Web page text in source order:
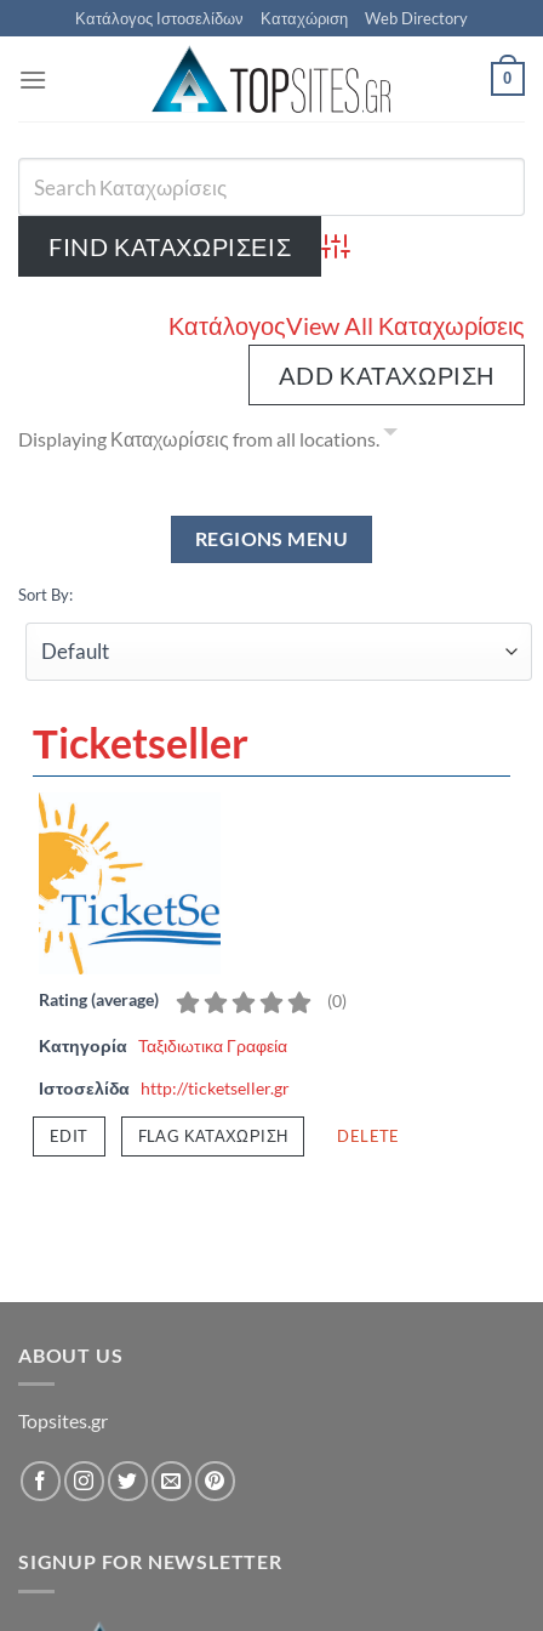
Μετάβαση
στο
περιεχόμενο
Κατάλογος Ιστοσελίδων Καταχώριση Web Directory
0
Advanced Search
ΚατάλογοςView All Καταχωρίσεις
ADD ΚΑΤΑΧΏΡΙΣΗ
Displaying Καταχωρίσεις from all locations.
Sort By:
Τicketseller
Rating (average) (0)
Κατηγορία Ταξιδιωτικα Γραφεία
Ιστοσελίδα http://ticketseller.gr
EDIT FLAG ΚΑΤΑΧΏΡΙΣΗ DELETE
ABOUT US
Topsites.gr
SIGNUP FOR NEWSLETTER